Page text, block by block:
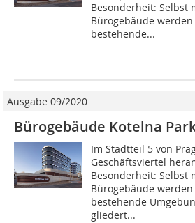
Besonderheit: Selbst
Bürogebäude
bestehende...
Ausgabe 09/2020
Bürogebäude Kotelna
Im Stadtteil 5 von
Geschäftsviertel
Besonderheit: Selbst
Bürogebäude
bestehende
gliedert...